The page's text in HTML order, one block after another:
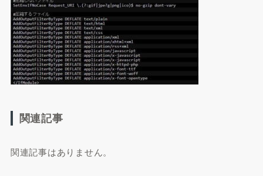
関連記事
関連記事はありません。